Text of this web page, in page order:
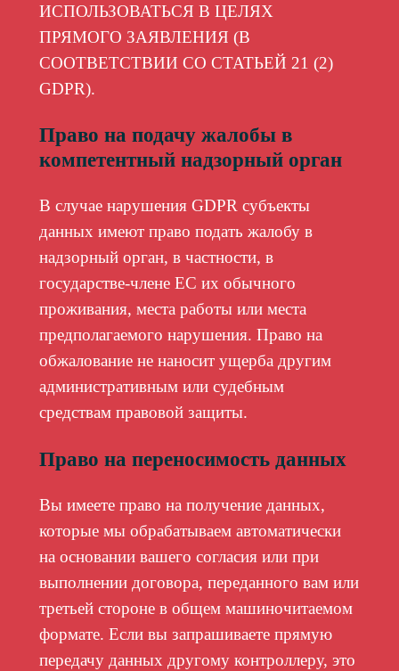
ИСПОЛЬЗОВАТЬСЯ В ЦЕЛЯХ
ПРЯМОГО ЗАЯВЛЕНИЯ (В
СООТВЕТСТВИИ СО СТАТЬЕЙ 21 (2)
GDPR).
Право на подачу жалобы в
компетентный надзорный орган
В случае нарушения GDPR субъекты
данных имеют право подать жалобу в
надзорный орган, в частности, в
государстве-члене ЕС их обычного
проживания, места работы или места
предполагаемого нарушения. Право на
обжалование не наносит ущерба другим
административным или судебным
средствам правовой защиты.
Право на переносимость данных
Вы имеете право на получение данных,
которые мы обрабатываем автоматически
на основании вашего согласия или при
выполнении договора, переданного вам или
третьей стороне в общем машиночитаемом
формате. Если вы запрашиваете прямую
передачу данных другому контроллеру, это